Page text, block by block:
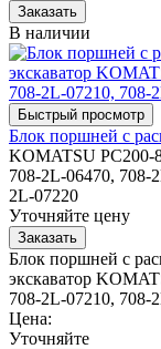
В наличии
Блок поршней c
KOMATSU PC200-
708-2L-06470, 708-
2L-07220
Уточняйте цену
Блок поршней c
экскаватор
708-2L-07210, 708-
Цена:
Уточняйте